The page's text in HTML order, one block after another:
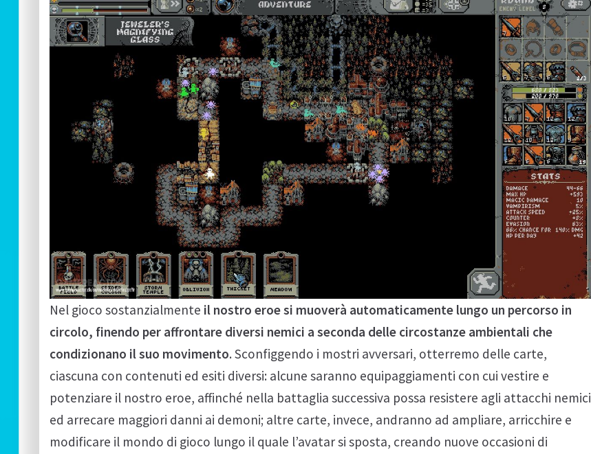
Nel gioco sostanzialmente il nostro eroe si muoverà automaticamente lungo un percorso in
circolo, finendo per affrontare diversi nemici a seconda delle circostanze ambientali che
condizionano il suo movimento. Sconfiggendo i mostri avversari, otterremo delle carte,
ciascuna con contenuti ed esiti diversi: alcune saranno equipaggiamenti con cui vestire e
potenziare il nostro eroe, affinché nella battaglia successiva possa resistere agli attacchi nemici
ed arrecare maggiori danni ai demoni; altre carte, invece, andranno ad ampliare, arricchire e
modificare il mondo di gioco lungo il quale l’avatar si sposta, creando nuove occasioni di